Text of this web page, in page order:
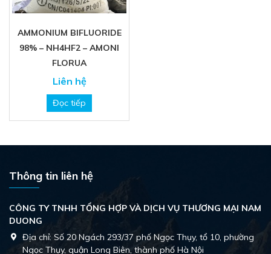
AMMONIUM BIFLUORIDE
98% – NH4HF2 – AMONI
FLORUA
Liên hệ
Đọc tiếp
Thông tin liên hệ
CÔNG TY TNHH TỔNG HỢP VÀ DỊCH VỤ THƯƠNG MẠI NAM
DUONG
Địa chỉ: Số 20 Ngách 293/37 phố Ngọc Thụy, tổ 10, phường
Ngọc Thụy, quận Long Biên, thành phố Hà Nội